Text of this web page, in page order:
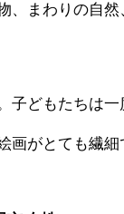
、まわりの自
子どもたちは
画がとても繊